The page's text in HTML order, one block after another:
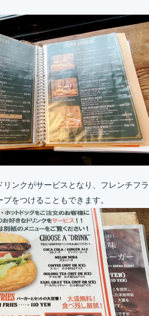
リンクがサービスとなり、フレンチフラ
をつけることもできます。